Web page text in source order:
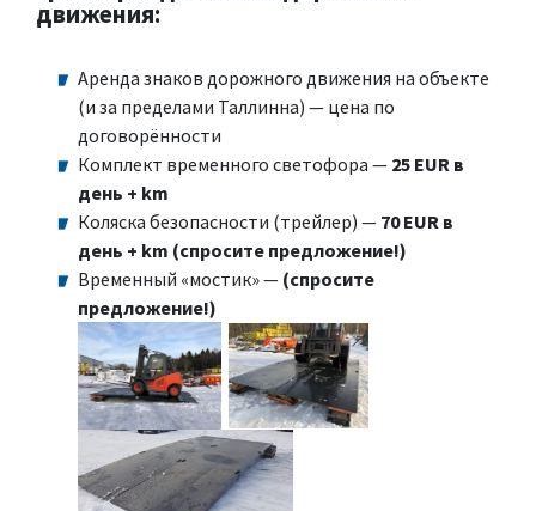
движения:
Аренда знаков дорожного движения на объекте
(и за пределами Таллинна) — цена по
договорённости
Комплект временного светофора — 25 EUR в
день + km
Коляска безопасности (трейлер) — 70 EUR в
день + km (спросите предложение!)
Временный «мостик» — (спросите
предложение!)